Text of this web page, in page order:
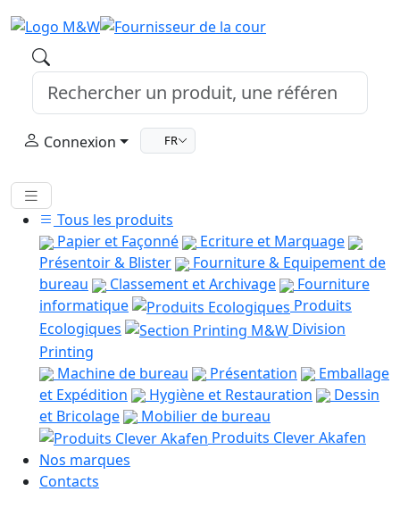
Connexion FR
Tous les produits
Papier et Façonné
Ecriture et Marquage
Présentoir & Blister
Fourniture & Equipement de
bureau
Classement et Archivage
Fourniture
informatique
Produits
Ecologiques
Division
Printing
Machine de bureau
Présentation
Emballage
et Expédition
Hygiène et Restauration
Dessin
et Bricolage
Mobilier de bureau
Produits Clever Akafen
Nos marques
Contacts